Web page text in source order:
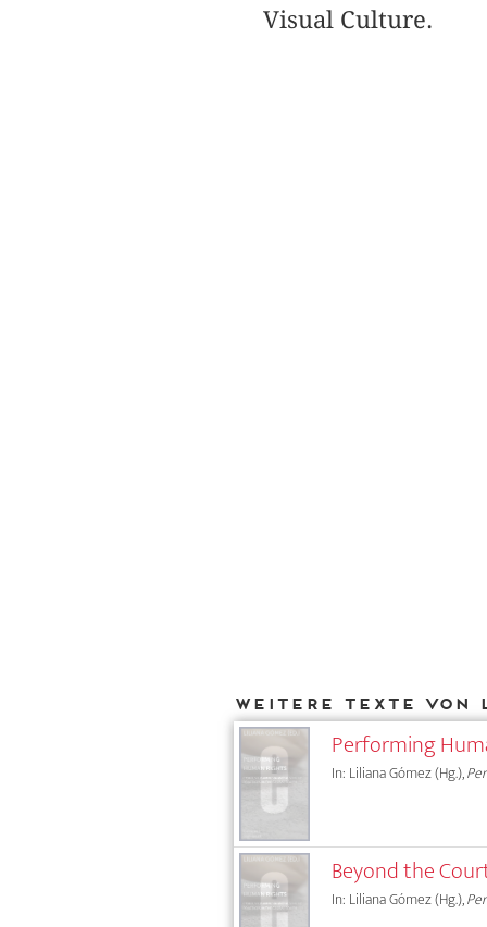
Visual Culture.
Weitere Texte von
Performing
In: Liliana Gómez (Hg.),
Beyond the
In: Liliana Gómez (Hg.),